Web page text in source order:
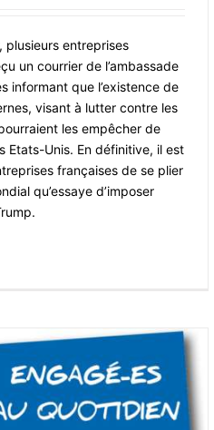
plusieurs entreprises
un courrier de l’ambassade
informant que l’existence de
visant à lutter contre les
les empêcher de
Etats-Unis. En définitive, il est
françaises de se plier
qu’essaye d’imposer